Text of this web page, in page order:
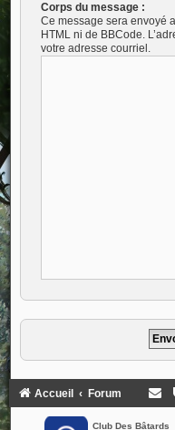
Corps du message :
Ce message sera envoyé
HTML ni de BBCode.
votre adresse courriel.
Accueil Forum
Club Des Bâtards